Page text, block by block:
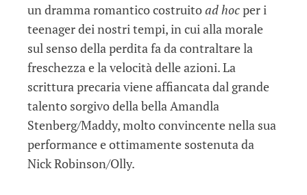
un dramma romantico costruitoad hocper i
teenager dei nostri tempi, in cui alla morale
sul senso della perdita fa da contraltare la
freschezza e la velocità delle azioni. La
scrittura precaria viene affiancata dal grande
talento sorgivo della bella Amandla
Stenberg/Maddy, molto convincente nella sua
performance e ottimamente sostenuta da
Nick Robinson/Olly.